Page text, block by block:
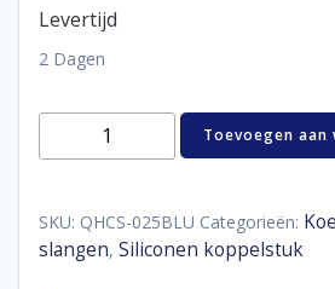
Levertijd
2 Dagen
Siliconen
koppelstuk
aantal
Toevoegen aan
SKU: QHCS-025BLU Categorieën:
slangen, Siliconen koppelstuk